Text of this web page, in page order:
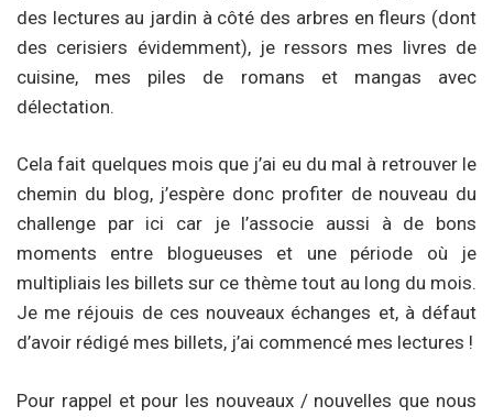
des lectures au jardin à côté des arbres en fleurs (dont
des cerisiers évidemment), je ressors mes livres de
cuisine, mes piles de romans et mangas avec
délectation.
Cela fait quelques mois que j’ai eu du mal à retrouver le
chemin du blog, j’espère donc profiter de nouveau du
challenge par ici car je l’associe aussi à de bons
moments entre blogueuses et une période où je
multipliais les billets sur ce thème tout au long du mois.
Je me réjouis de ces nouveaux échanges et, à défaut
d’avoir rédigé mes billets, j’ai commencé mes lectures !
Pour rappel et pour les nouveaux / nouvelles que nous